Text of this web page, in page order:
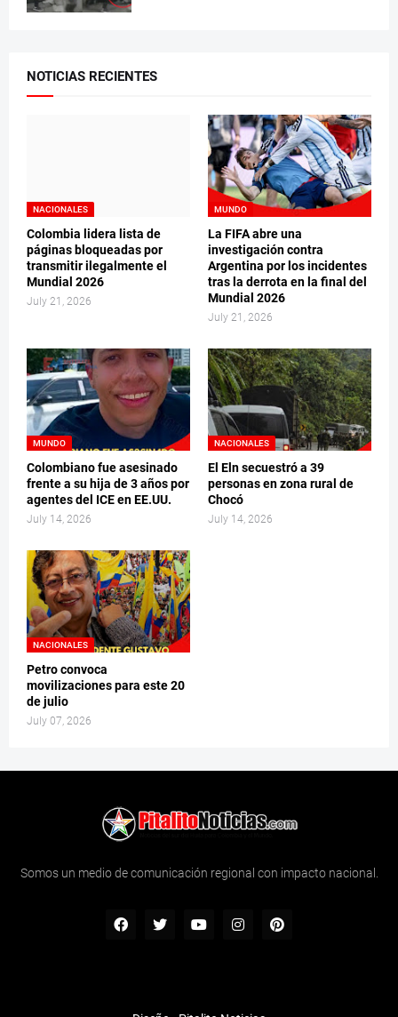
NOTICIAS RECIENTES
NACIONALES
Colombia lidera lista de
páginas bloqueadas por
transmitir ilegalmente el
Mundial 2026
July 21, 2026
MUNDO
La FIFA abre una
investigación contra
Argentina por los incidentes
tras la derrota en la final del
Mundial 2026
July 21, 2026
MUNDO
Colombiano fue asesinado
frente a su hija de 3 años por
agentes del ICE en EE.UU.
July 14, 2026
NACIONALES
El Eln secuestró a 39
personas en zona rural de
Chocó
July 14, 2026
NACIONALES
Petro convoca
movilizaciones para este 20
de julio
July 07, 2026
Somos un medio de comunicación regional con impacto nacional.